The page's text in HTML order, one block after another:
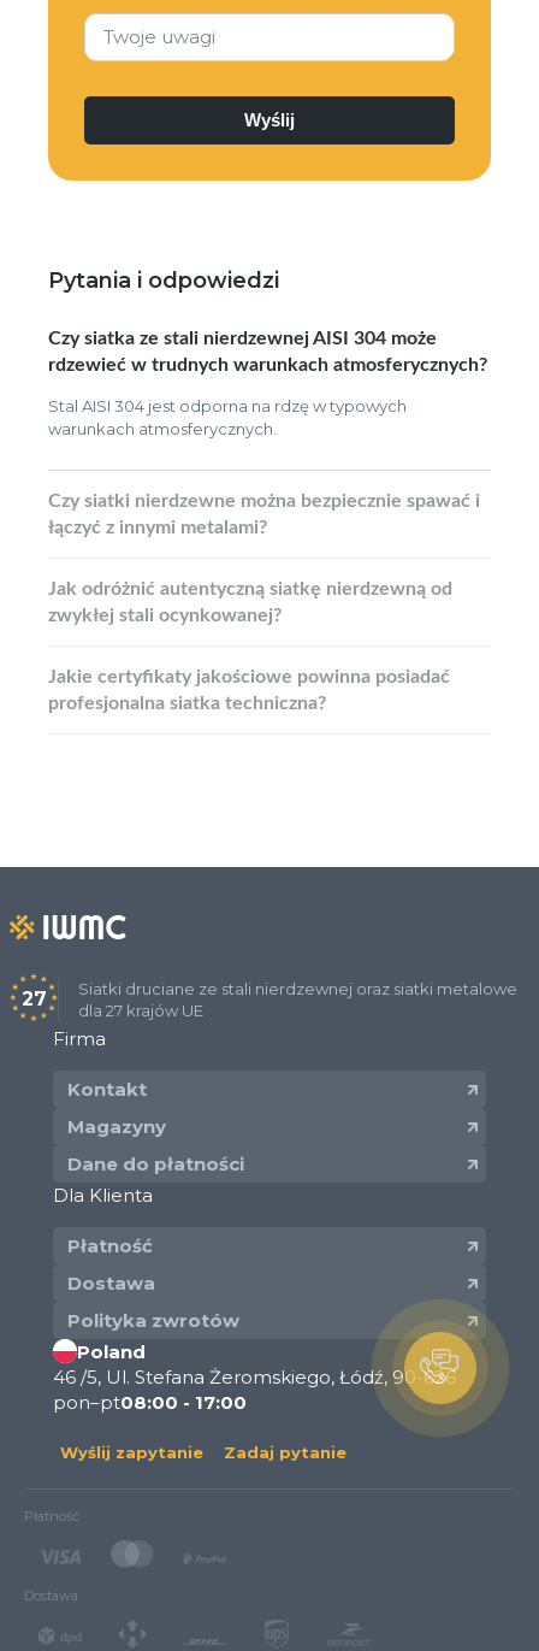
Twoje uwagi
Pytania i odpowiedzi
Czy siatka ze stali nierdzewnej AISI 304 może
rdzewieć w trudnych warunkach atmosferycznych?
Stal AISI 304 jest odporna na rdzę w typowych
warunkach atmosferycznych.
Czy siatki nierdzewne można bezpiecznie spawać i
łączyć z innymi metalami?
Jak odróżnić autentyczną siatkę nierdzewną od
zwykłej stali ocynkowanej?
Jakie certyfikaty jakościowe powinna posiadać
profesjonalna siatka techniczna?
27
Siatki druciane ze stali nierdzewnej oraz siatki metalowe
dla 27 krajów UE
Firma
Kontakt
Magazyny
Dane do płatności
Dla Klienta
Płatność
Dostawa
Polityka zwrotów
Poland
46 /5, Ul. Stefana Żeromskiego, Łódź, 90-626
pon–pt08:00 - 17:00
Wyślij zapytanie Zadaj pytanie
Płatność
Dostawa